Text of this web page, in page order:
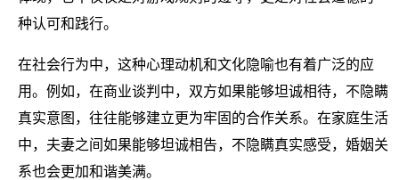
种认可和践行。
在社会行为中，这种心理动机和文化隐喻也有着广泛的应
用。例如，在商业谈判中，双方如果能够坦诚相待，不隐瞒
真实意图，往往能够建立更为牢固的合作关系。在家庭生活
中，夫妻之间如果能够坦诚相告，不隐瞒真实感受，婚姻关
系也会更加和谐美满。